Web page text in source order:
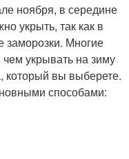
ноября, в середине
укрыть, так как в
Многие
укрывать на зиму
который вы выберете.
способами: